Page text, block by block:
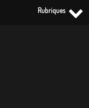
Rubriques